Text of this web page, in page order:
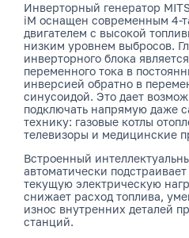
Инверторный генератор
iM оснащен современным 4-
двигателем с высокой
низким уровнем выбросов.
инверторного блока
переменного тока в
инверсией обратно в
синусоидой. Это дает
подключать напрямую даже
технику: газовые котлы
телевизоры и медицинские
Встроенный
автоматически
текущую электрическую
снижает расход топлива,
износ внутренних деталей
станций.